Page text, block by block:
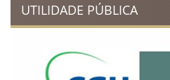
UTILIDADE PÚBLICA